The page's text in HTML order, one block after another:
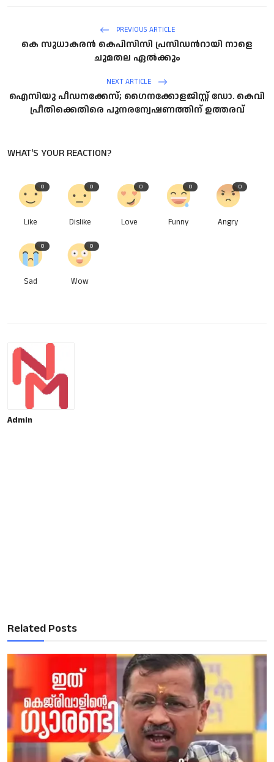
PREVIOUS ARTICLE
കെ സുധാകരൻ കെപിസിസി പ്രസിഡന്‍റായി നാളെ
ചുമതല ഏൽക്കും
NEXT ARTICLE
ഐസിയു പീഡനക്കേസ്; ഗൈനക്കോളജിസ്റ്റ് ഡോ. കെവി
പ്രീതിക്കെതിരെ പുനരന്വേഷണത്തിന് ഉത്തരവ്
WHAT'S YOUR REACTION?
0
Like
0
Dislike
0
Love
0
Funny
0
Angry
0
Sad
0
Wow
Admin
Related Posts